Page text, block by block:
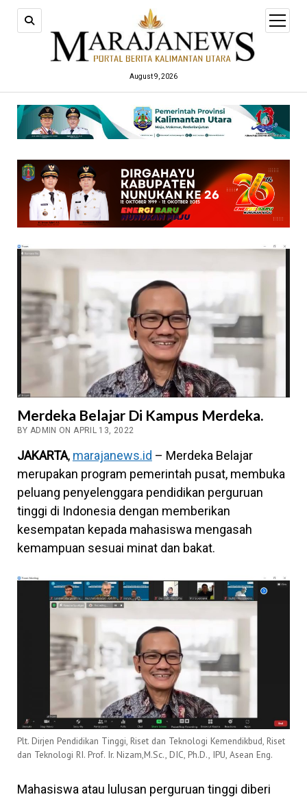
August 9, 2026
open
menu
Merdeka Belajar Di Kampus Merdeka.
BY ADMIN ON APRIL 13, 2022
JAKARTA, marajanews.id – Merdeka Belajar
merupakan program pemerintah pusat, membuka
peluang penyelenggara pendidikan perguruan
tinggi di Indonesia dengan memberikan
kesempatan kepada mahasiswa mengasah
kemampuan sesuai minat dan bakat.
Plt. Dirjen Pendidikan Tinggi, Riset dan Teknologi Kemendikbud, Riset
dan Teknologi RI. Prof. Ir. Nizam,M.Sc., DIC, Ph.D., IPU, Asean Eng.
Mahasiswa atau lulusan perguruan tinggi diberi